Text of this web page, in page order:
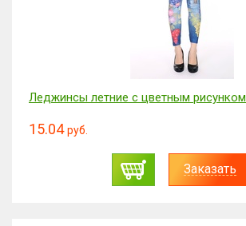
Леджинсы летние с цветным рисунком
15.04 руб.
Заказать